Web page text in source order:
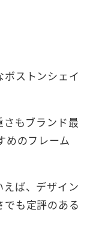
ストンシェイ
もブランド最
めのフレーム
ば、デザイン
も定評のある